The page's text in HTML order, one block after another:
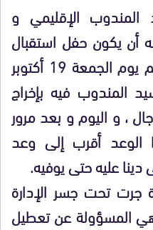
المندوب الإقليمي و
أن يكون حفل استقبال
بدون كؤوس شاي ، لقاء تم يوم الجمعة 19 أكتوبر
المندوب فيه بإخراج
، و اليوم و بعد مرور
الوعد أقرب إلى وعد
عليه حتى يوفيه.
جرت تحت جسر الإدارة
هي المسؤولة عن تعطيل